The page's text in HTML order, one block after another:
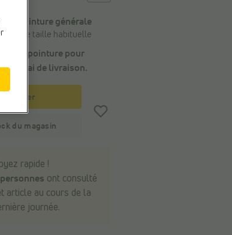
la pointure générale
votre taille habituelle
une pointure pour
le délai de livraison.
Panier
du magasin
rapide !
ont consulté
article au cours de la
journée.